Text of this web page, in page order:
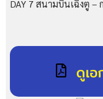
DAY 7 สนามบินเฉิงตู –
ดูเ